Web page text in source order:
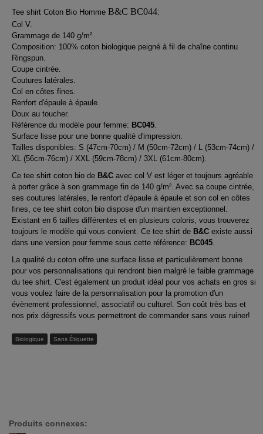
Tee shirt Coton Bio Homme B&C BC044:
Col V.
Grammage de 140 g/m².
Composition: 100% coton biologique peigné à fil de chaîne continu
Ringspun.
Coupe cintrée.
Coutures latérales.
Col en côtes fines.
Renfort d'épaule à épaule.
Doux au toucher.
Référence du modèle pour femme: BC045.
Surface lisse pour une bonne qualité d'impression.
Tailles disponibles: S (47cm-70cm) / M (50cm-72cm) / L (53cm-74cm) /
XL (56cm-76cm) / XXL (59cm-78cm) / 3XL (61cm-80cm).
Ce tee shirt coton bio de B&C avec col V est léger et toujours agréable
à porter grâce à son grammage fin de 140 g/m². Avec sa coupe cintrée,
ses coutures latérales, le renfort d'épaule à épaule et son col en côtes
fines, ce tee shirt coton bio dispose d'un maintien exceptionnel.
Existant en 6 tailles différentes et en plusieurs coloris, vous trouverez
toujours le modèle qui vous convient. Ce tee shirt de B&C existe aussi
dans une version pour femme sous cette référence: BC045.
La qualité du coton offre une surface lisse et particulièrement bonne
pour vos personnalisations qui rendront bien malgré le faible grammage
du tee shirt. C'est également un produit idéal pour vos achats en gros si
vous voulez faire de la personnalisation pour la promotion d'un
évènement professionnel, associatif ou culturel. Son coût très bas et
nos prix dégressifs vous permettront de commander sans vous ruiner!
Biologique Sans Étiquette
Produits connexes: